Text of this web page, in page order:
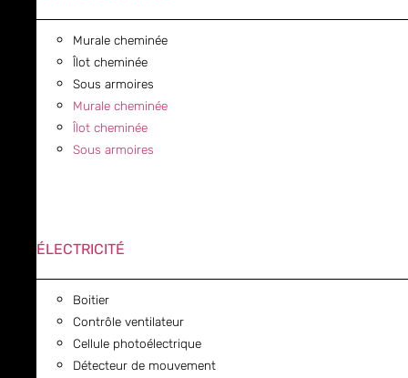
Murale cheminée
Îlot cheminée
Sous armoires
Murale cheminée
Îlot cheminée
Sous armoires
ÉLECTRICITÉ
Boitier
Contrôle ventilateur
Cellule photoélectrique
Détecteur de mouvement